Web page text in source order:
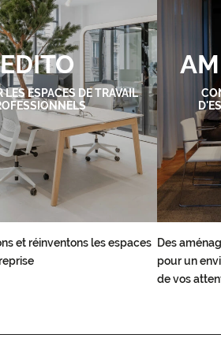
EDITO
LES ESPACES DE TRAVAIL
et réinventons les espaces Des
pour un
de vos